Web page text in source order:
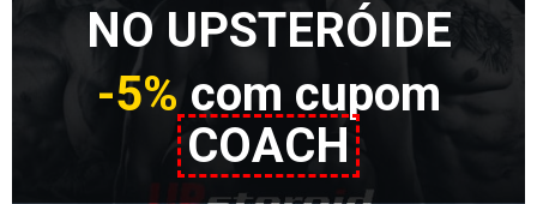
NO UPSTERÓIDE
-5% com cupom
COACH